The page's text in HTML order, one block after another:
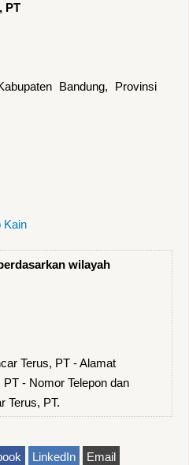
PT
Bandung, Provinsi
Kain
wilayah
Terus, PT - Alamat
- Nomor Telepon dan
Terus, PT.
LinkedIn Email